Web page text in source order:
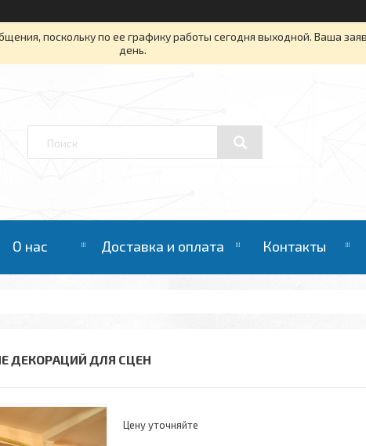
поскольку по ее графику работы сегодня выходной. Ваша
день.
О нас Доставка и оплата Контакты
ДЕКОРАЦИЙ ДЛЯ СЦЕН
Цену уточняйте